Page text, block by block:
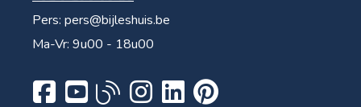
Pers: pers@bijleshuis.be
Ma-Vr: 9u00 - 18u00